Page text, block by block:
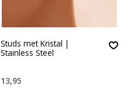
Studs met Kristal |
Stainless Steel
13,95